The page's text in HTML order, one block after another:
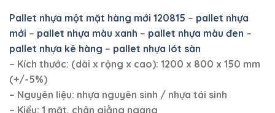
Pallet nhựa một mặt hàng mới 120815 – pallet nhựa
mới – pallet nhựa màu xanh – pallet nhựa màu đen –
pallet nhựa kê hàng – pallet nhựa lót sàn
– Kích thước: (dài x rộng x cao): 1200 x 800 x 150 mm
(+/-5%)
– Nguyên liệu: nhựa nguyên sinh / nhựa tái sinh
– Kiểu: 1 mặt, chân giằng ngang